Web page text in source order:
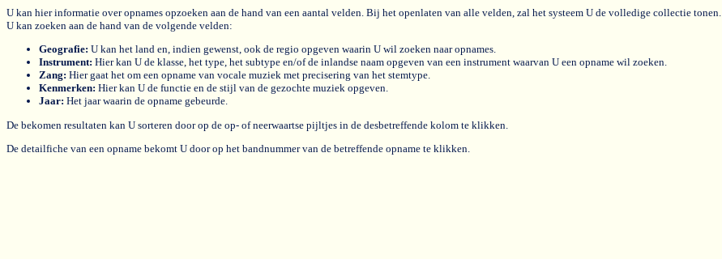
U kan hier informatie over opnames opzoeken aan de hand van een aantal velden. Bij het openlaten van alle velden, zal het systeem U de volledige collectie tonen.
U kan zoeken aan de hand van de volgende velden:
Geografie: U kan het land en, indien gewenst, ook de regio opgeven waarin U wil zoeken naar opnames.
Instrument: Hier kan U de klasse, het type, het subtype en/of de inlandse naam opgeven van een instrument waarvan U een opname wil zoeken.
Zang: Hier gaat het om een opname van vocale muziek met precisering van het stemtype.
Kenmerken: Hier kan U de functie en de stijl van de gezochte muziek opgeven.
Jaar: Het jaar waarin de opname gebeurde.
De bekomen resultaten kan U sorteren door op de op- of neerwaartse pijltjes in de desbetreffende kolom te klikken.
De detailfiche van een opname bekomt U door op het bandnummer van de betreffende opname te klikken.